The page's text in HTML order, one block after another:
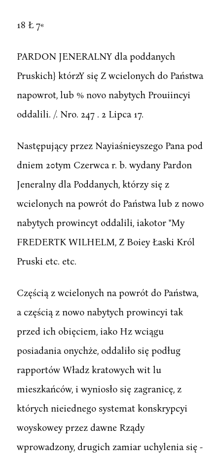
18 Ł 7«
PARDON JENERALNY dla poddanych
Pruskich} którzY się Z wcielonych do Państwa
napowrot, lub % novo nabytych Prouiincyi
oddalili. /. Nro. 247 . 2 Lipca 17.
Następujący przez Nayiaśnieyszego Pana pod
dniem 20tym Czerwca r. b. wydany Pardon
Jeneralny dla Poddanych, którzy się z
wcielonych na powrót do Państwa lub z nowo
nabytych prowincyt oddalili, iakotor "My
FREDERTK WILHELM, Z Boiey Łaski Król
Pruski etc. etc.
Częścią z wcielonych na powrót do Państwa,
a częścią z nowo nabytych prowincyi tak
przed ich obięciem, iako Hz wciągu
posiadania onychże, oddaliło się podług
rapportów Władz kratowych wit lu
mieszkańców, i wyniosło się zagranicę, z
których nieiednego systemat konskrypcyi
woyskowey przez dawne Rządy
wprowadzony, drugich zamiar uchylenia się -